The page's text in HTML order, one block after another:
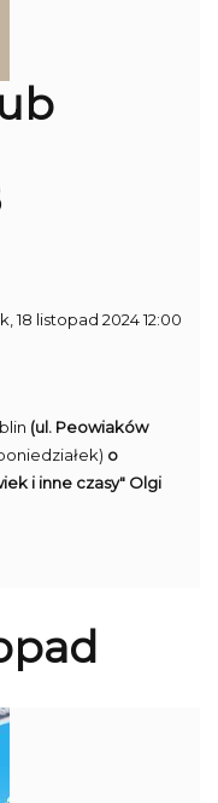
18 listopad 2024 12:00
(ul. Peowiaków
o
i inne czasy" Olgi